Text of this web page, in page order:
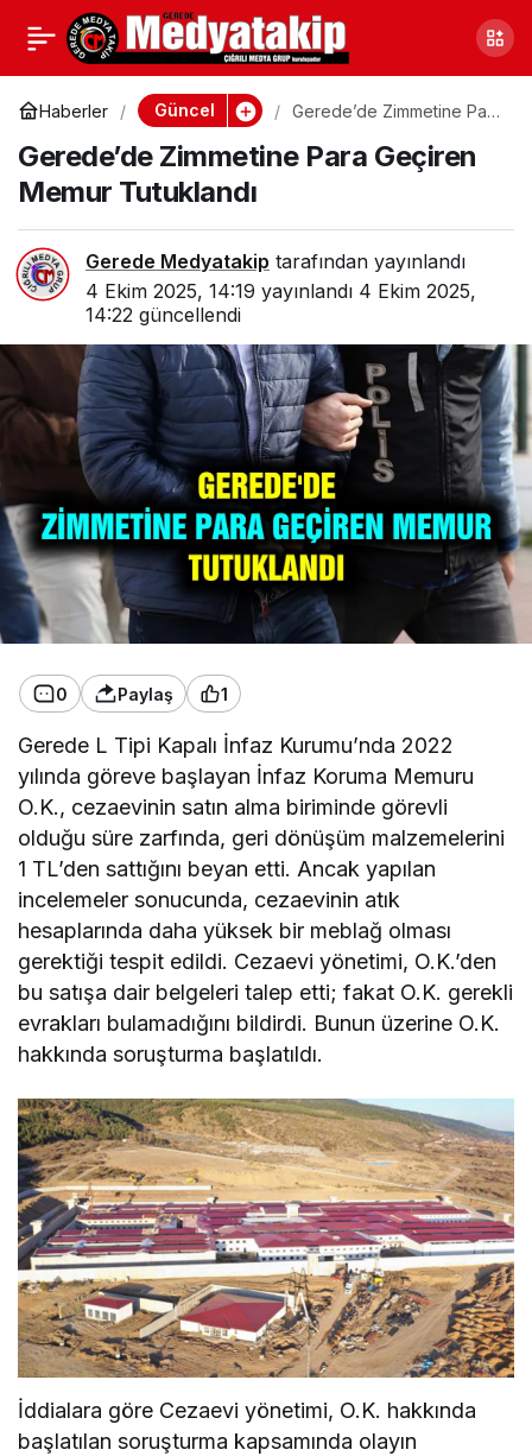
Haberler Güncel
Gerede’de Zimmetine Para
Gerede’de Zimmetine Para Geçiren
Memur Tutuklandı
Gerede Medyatakip tarafından yayınlandı
4 Ekim 2025, 14:19 yayınlandı 4 Ekim 2025,
14:22 güncellendi
0 Paylaş 1
Gerede L Tipi Kapalı İnfaz Kurumu’nda 2022
yılında göreve başlayan İnfaz Koruma Memuru
O.K., cezaevinin satın alma biriminde görevli
olduğu süre zarfında, geri dönüşüm malzemelerini
1 TL’den sattığını beyan etti. Ancak yapılan
incelemeler sonucunda, cezaevinin atık
hesaplarında daha yüksek bir meblağ olması
gerektiği tespit edildi. Cezaevi yönetimi, O.K.’den
bu satışa dair belgeleri talep etti; fakat O.K. gerekli
evrakları bulamadığını bildirdi. Bunun üzerine O.K.
hakkında soruşturma başlatıldı.
İddialara göre Cezaevi yönetimi, O.K. hakkında
başlatılan soruşturma kapsamında olayın
Gerede ve Bolu’yu
Üzecek Haber; Resmi
Gazete’de Yayımlandı
Paylaş